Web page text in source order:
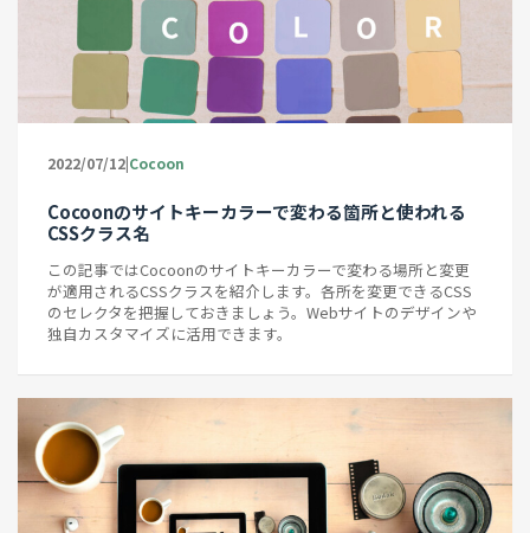
2022/07/12|Cocoon
Cocoonのサイトキーカラーで変わる箇所と使われる
CSSクラス名
この記事ではCocoonのサイトキーカラーで変わる場所と変更
が適用されるCSSクラスを紹介します。各所を変更できるCSS
のセレクタを把握しておきましょう。Webサイトのデザインや
独自カスタマイズに活用できます。